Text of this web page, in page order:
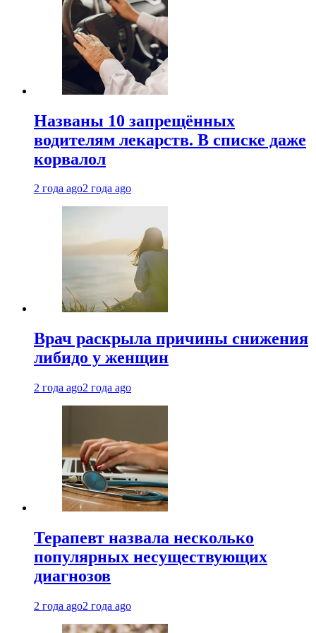
Названы 10 запрещённых
водителям лекарств. В списке даже
корвалол
2 года ago2 года ago
Врач раскрыла причины снижения
либидо у женщин
2 года ago2 года ago
Терапевт назвала несколько
популярных несуществующих
диагнозов
2 года ago2 года ago